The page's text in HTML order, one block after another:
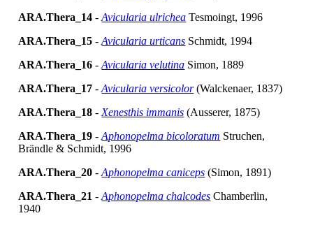
ARA.Thera_14 -Avicularia ulrichea Tesmoingt, 1996
ARA.Thera_15 -Avicularia urticans Schmidt, 1994
ARA.Thera_16 -Avicularia velutina Simon, 1889
ARA.Thera_17 -Avicularia versicolor(Walckenaer, 1837)
ARA.Thera_18 - Xenesthis immanis (Ausserer, 1875)
ARA.Thera_19 -Aphonopelma bicoloratum Struchen,
Brändle & Schmidt, 1996
ARA.Thera_20 -Aphonopelma caniceps (Simon, 1891)
ARA.Thera_21 -Aphonopelma chalcodes Chamberlin,
1940